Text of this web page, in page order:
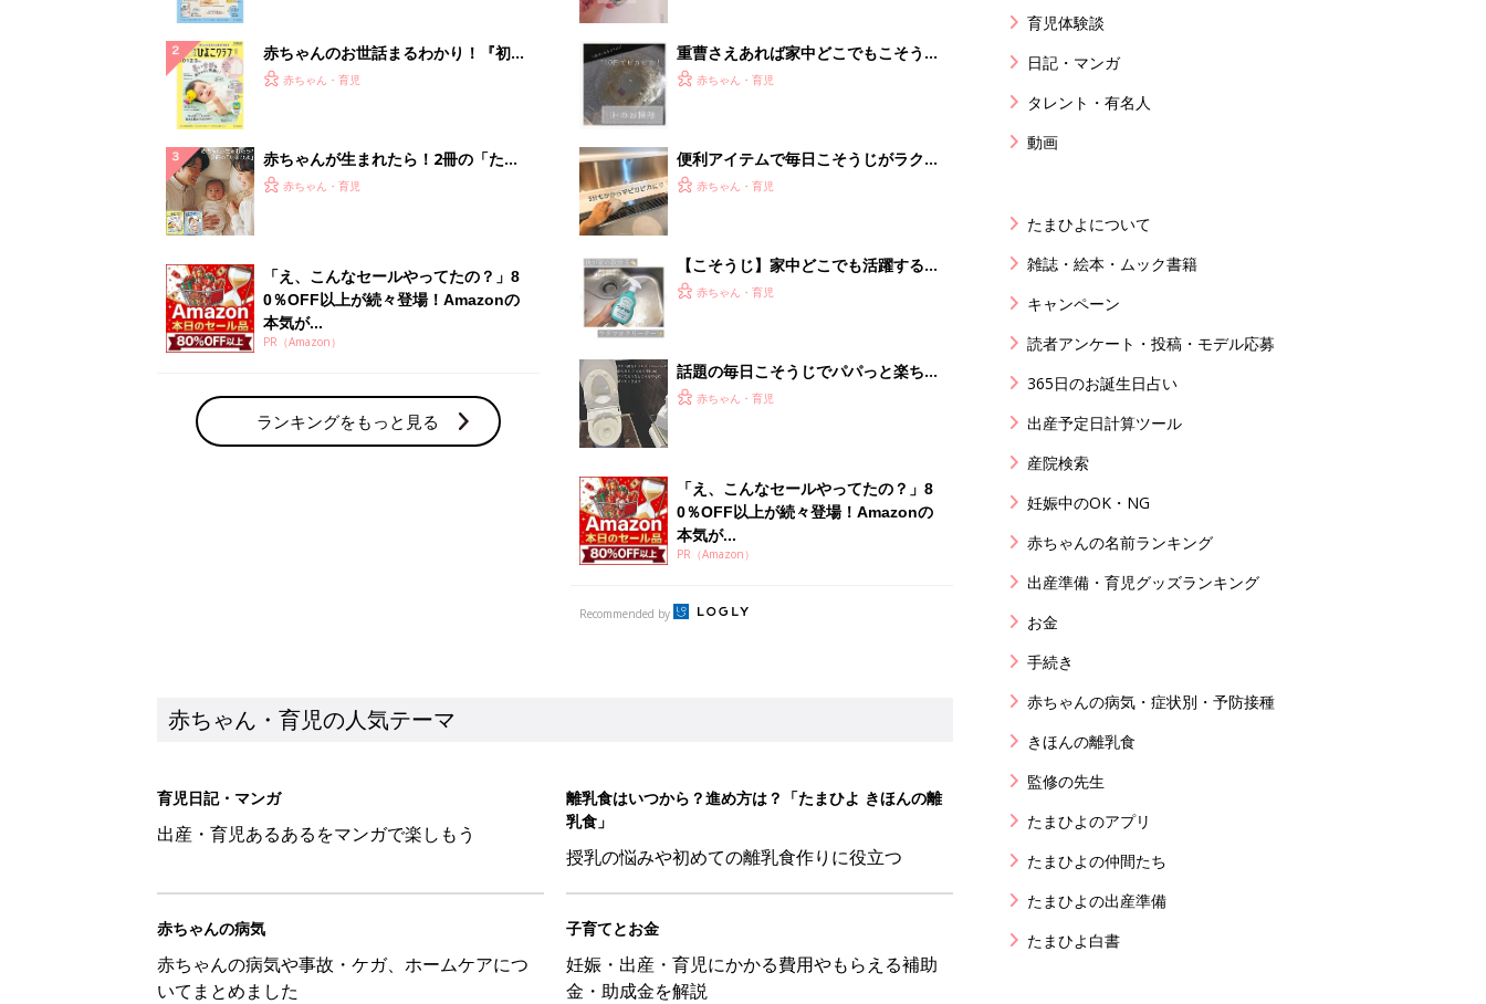
赤ちゃんのお世話まるわかり！『初め
てのひよこクラブ 夏号』〈巻頭大特
赤ちゃん・育児
赤ちゃんが生まれたら！2冊の「たま
ひよ」
赤ちゃん・育児
「え、こんなセールやってたの？」8
0％OFF以上が続々登場！Amazonの
本気が...
PR（Amazon）
ランキングをもっと見る
重曹さえあれば家中どこでもこそうじ
(小掃除)！活用術
赤ちゃん・育児
便利アイテムで毎日こそうじがラクラ
ク！おすすめ5選
赤ちゃん・育児
【こそうじ】家中どこでも活躍するウ
タマロクリーナーが優秀すぎ！
赤ちゃん・育児
話題の毎日こそうじでパパっと楽ちん
トイレ掃除！
赤ちゃん・育児
「え、こんなセールやってたの？」8
0％OFF以上が続々登場！Amazonの
本気が...
PR（Amazon）
Recommended by
赤ちゃん・育児の人気テーマ
育児日記・マンガ
出産・育児あるあるをマンガで楽しもう
離乳食はいつから？進め方は？「たまひよ きほんの離
乳食」
授乳の悩みや初めての離乳食作りに役立つ
赤ちゃんの病気
赤ちゃんの病気や事故・ケガ、ホームケアにつ
いてまとめました
子育てとお金
妊娠・出産・育児にかかる費用やもらえる補助
金・助成金を解説
育児体験談
日記・マンガ
タレント・有名人
動画
たまひよについて
雑誌・絵本・ムック書籍
キャンペーン
読者アンケート・投稿・モデル応募
365日のお誕生日占い
出産予定日計算ツール
産院検索
妊娠中のOK・NG
赤ちゃんの名前ランキング
出産準備・育児グッズランキング
お金
手続き
赤ちゃんの病気・症状別・予防接種
きほんの離乳食
監修の先生
たまひよのアプリ
たまひよの仲間たち
たまひよの出産準備
たまひよ白書